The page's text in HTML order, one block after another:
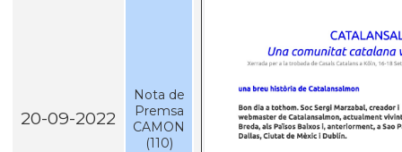
20-09-2022
Nota de
Premsa
CAMON
(110)